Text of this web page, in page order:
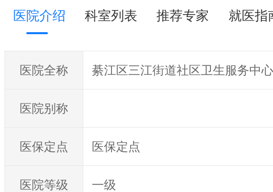
医院介绍 科室列表 推荐专家 就医指
医院全称 綦江区三江街道社区卫生服务中心
医院别称
医保定点 医保定点
医院等级 一级